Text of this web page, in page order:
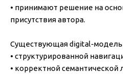
• принимают решение на
присутствия автора.
Существующая digital-модель
• структурированной
• корректной семантической